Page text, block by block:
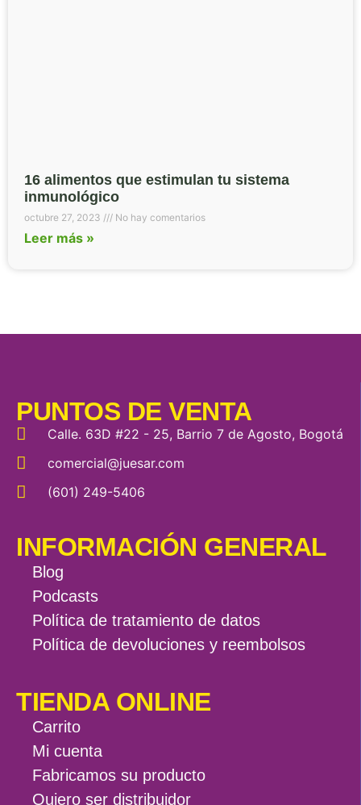
16 alimentos que estimulan tu sistema
inmunológico
octubre 27, 2023 No hay comentarios
Leer más »
PUNTOS DE VENTA
Calle. 63D #22 - 25, Barrio 7 de Agosto, Bogotá
comercial@juesar.com
(601) 249-5406
INFORMACIÓN GENERAL
Blog
Podcasts
Política de tratamiento de datos
Política de devoluciones y reembolsos
TIENDA ONLINE
Carrito
Mi cuenta
Fabricamos su producto
Quiero ser distribuidor